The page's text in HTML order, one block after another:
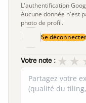
L'authentification
Aucune donnée n'est
photo de profil.
Se déconnecter
Votre note : ★
★